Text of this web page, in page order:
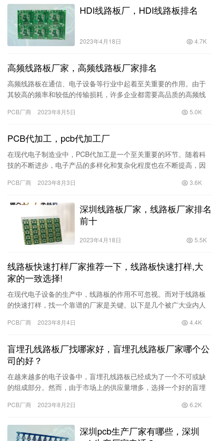
HDI线路板厂，HDI线路板排名
2023年4月18日 4.7K
高频线路板厂家，高频线路板厂家排名
高频线路板在通信、电子设备等行业中起着至关重要的作用。由于
其较高的频率和较低的传输损耗，许多企业都需要高品质的高频线
板供应…
PCB厂商 2023年8月5日 5.0K
PCB代加工，pcb代加工厂
在现代电子制造业中，PCB代加工是一个至关重要的环节。随着科
技的不断进步，电子产品的多样化和复杂化程度也在不断提高，因
任…
PCB厂商 2023年8月3日 3.6K
深圳线路板厂家，线路板厂家排名
前十
2023年4月18日 5.5K
线路板快速打样厂家推荐一下，线路板快速打样,大
家的一致选择!
在现代电子设备的生产中，线路板的作用不可忽视。而对于线路板
的快速打样，找一个靠谱的厂家是关键。以下是几个被广大业内人
您的一…
PCB厂商 2023年8月4日 4.4K
盲埋孔线路板厂找哪家好，盲埋孔线路板厂家哪个公
司的好？
在越来越多的电子设备中，盲埋孔线路板已经成为了一个不可或缺
的组成部分。然而，由于市场上的供应量增多，选择一个好的盲埋
线路…
PCB厂商 2023年8月2日 6.2K
深圳pcb生产厂家有哪些，深圳